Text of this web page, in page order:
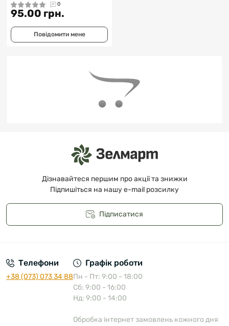
0
95.00 грн.
Повідомити мене
Дізнавайтеся першим про акції та знижки
Підпишіться на нашу e-mail розсилку
Підписатися
Телефони
+38 (073) 073 34 88
Графік роботи
Пн - Пт: 9:00 - 18:00
Сб: 9:00 - 16:00
Нд: 9:00 - 14:00
Обробка інтернет замовлень кожного дня